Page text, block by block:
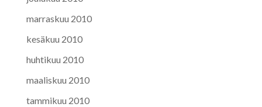
marraskuu 2010
kesäkuu 2010
huhtikuu 2010
maaliskuu 2010
tammikuu 2010